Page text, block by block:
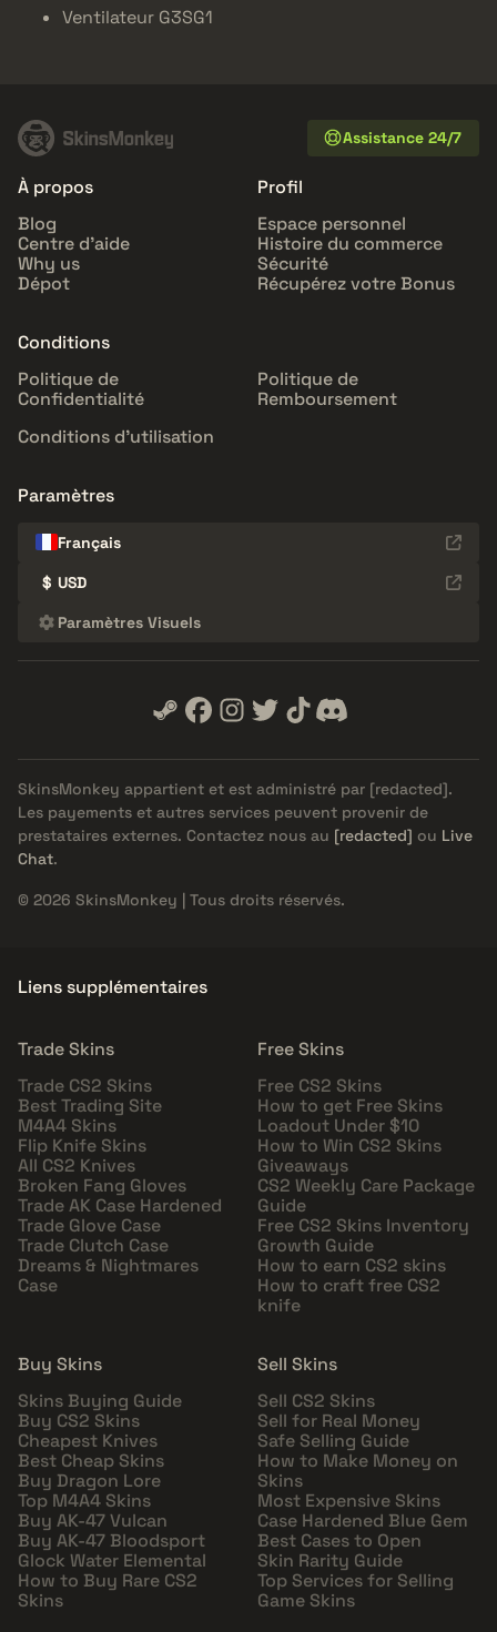
Ventilateur G3SG1
Assistance 24/7
À propos
Blog
Centre d'aide
Why us
Dépot
Profil
Espace personnel
Histoire du commerce
Sécurité
Récupérez votre Bonus
Conditions
Politique de
Confidentialité
Politique de
Remboursement
Conditions d'utilisation
Paramètres
Français
$ USD
Paramètres Visuels
SkinsMonkey appartient et est administré par [redacted].
Les payements et autres services peuvent provenir de
prestataires externes. Contactez nous au [redacted] ou Live
Chat.
© 2026 SkinsMonkey | Tous droits réservés.
Liens supplémentaires
Trade Skins
Trade CS2 Skins
Best Trading Site
M4A4 Skins
Flip Knife Skins
All CS2 Knives
Broken Fang Gloves
Trade AK Case Hardened
Trade Glove Case
Trade Clutch Case
Dreams & Nightmares
Case
Free Skins
Free CS2 Skins
How to get Free Skins
Loadout Under $10
How to Win CS2 Skins
Giveaways
CS2 Weekly Care Package
Guide
Free CS2 Skins Inventory
Growth Guide
How to earn CS2 skins
How to craft free CS2
knife
Buy Skins
Skins Buying Guide
Buy CS2 Skins
Cheapest Knives
Best Cheap Skins
Buy Dragon Lore
Top M4A4 Skins
Buy AK-47 Vulcan
Buy AK-47 Bloodsport
Glock Water Elemental
How to Buy Rare CS2
Skins
Sell Skins
Sell CS2 Skins
Sell for Real Money
Safe Selling Guide
How to Make Money on
Skins
Most Expensive Skins
Case Hardened Blue Gem
Best Cases to Open
Skin Rarity Guide
Top Services for Selling
Game Skins